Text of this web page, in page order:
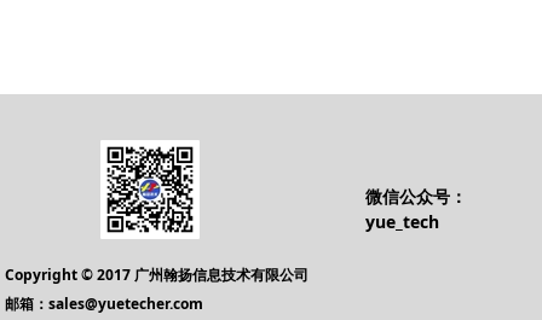
微信公众号：
yue_tech
Copyright © 2017 广州翰扬信息技术有限公司
邮箱：sales@yuetecher.com